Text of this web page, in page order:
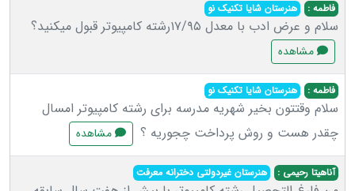
فاطمه : هنرستان شایا تکنیک نو
سلام و عرض ادب با معدل ۱۷/۹۵رشته کامپیوتر قبول میکنید؟
مشاهده
فاطمه : هنرستان شایا تکنیک نو
سلام وقتتون بخیر شهریه مدرسه برای رشته کامپیوتر امسال
چقدر هست و روش پرداخت چجوریه ؟
مشاهده
آناهیتا رحیمی : هنرستان غیردولتی دخترانه معرفت